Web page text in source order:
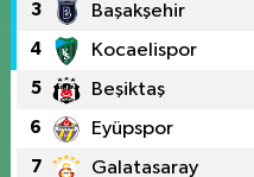
3 Başakşehir
4 Kocaelispor
5 Beşiktaş
6 Eyüpspor
7 Galatasaray